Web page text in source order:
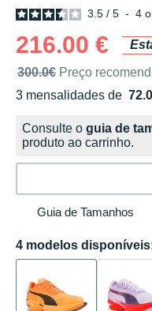
3.5 / 5 - 4
216.00 €
Preço de venda
300.0€ Preço
3 mensalidades de
sem custos
Consulte o guia de
produto ao carrinho.
Guia de Tamanhos
4 modelos